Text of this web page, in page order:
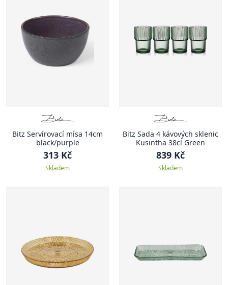
Bitz Servírovací mísa 14cm
black/purple
313 Kč
Skladem
Bitz Sada 4 kávových sklenic
Kusintha 38cl Green
839 Kč
Skladem